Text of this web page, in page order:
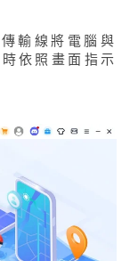
輸線將電腦與
依照畫面指示